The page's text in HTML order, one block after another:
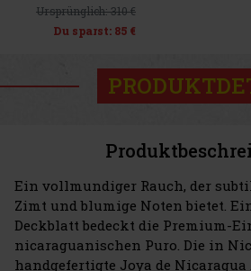
Ursprünglich:310 €
Du sparst: 85 €
Ein vollmundiger Rauch, der
Zimt und blumige Noten bietet.
Deckblatt bedeckt die Premium-
nicaraguanischen Puro. Die in
handgefertigte Joya de Nicaragua